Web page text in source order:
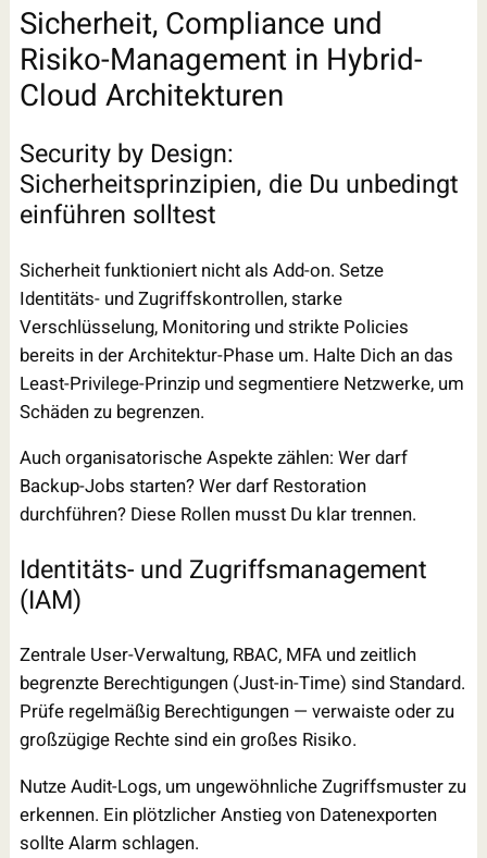
Sicherheit, Compliance und
Risiko-Management in Hybrid-
Cloud Architekturen
Security by Design:
Sicherheitsprinzipien, die Du unbedingt
einführen solltest
Sicherheit funktioniert nicht als Add-on. Setze
Identitäts- und Zugriffskontrollen, starke
Verschlüsselung, Monitoring und strikte Policies
bereits in der Architektur-Phase um. Halte Dich an das
Least-Privilege-Prinzip und segmentiere Netzwerke, um
Schäden zu begrenzen.
Auch organisatorische Aspekte zählen: Wer darf
Backup-Jobs starten? Wer darf Restoration
durchführen? Diese Rollen musst Du klar trennen.
Identitäts- und Zugriffsmanagement
(IAM)
Zentrale User-Verwaltung, RBAC, MFA und zeitlich
begrenzte Berechtigungen (Just-in-Time) sind Standard.
Prüfe regelmäßig Berechtigungen — verwaiste oder zu
großzügige Rechte sind ein großes Risiko.
Nutze Audit-Logs, um ungewöhnliche Zugriffsmuster zu
erkennen. Ein plötzlicher Anstieg von Datenexporten
sollte Alarm schlagen.